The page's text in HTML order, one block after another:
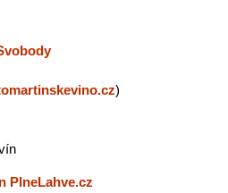
)
PlneLahve.cz